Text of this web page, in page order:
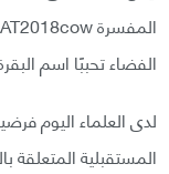
الفضاء تحببًا اسم
لدى العلماء اليوم
المستقبلية المتعلقة